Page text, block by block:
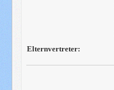
Elternvertreter: